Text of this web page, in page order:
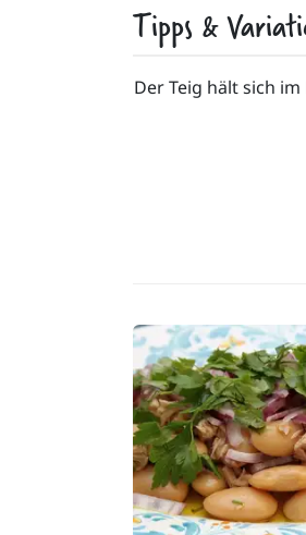
Tipps &
Der Teig hält sich